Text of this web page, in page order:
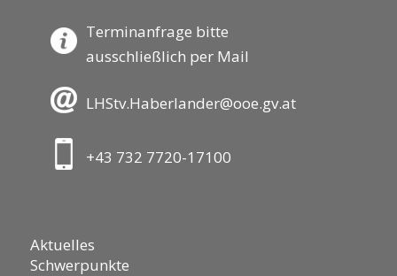
Terminanfrage bitte
ausschließlich per Mail
LHStv.Haberlander@ooe.gv.at
+43 732 7720-17100
Aktuelles
Schwerpunkte